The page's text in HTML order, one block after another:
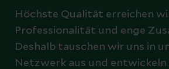
Höchste Qualität erreichen
Professionalität und enge
Deshalb tauschen wir uns in
Netzwerk aus und entwickeln